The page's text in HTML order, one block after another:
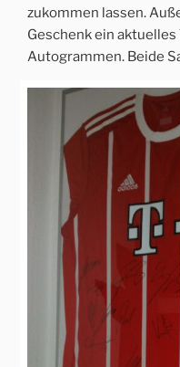
zukommen lassen.
Geschenk ein
Autogrammen. Beide